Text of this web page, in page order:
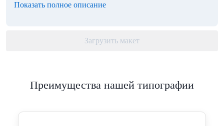
Показать полное описание
Загрузить макет
Преимущества нашей типографии